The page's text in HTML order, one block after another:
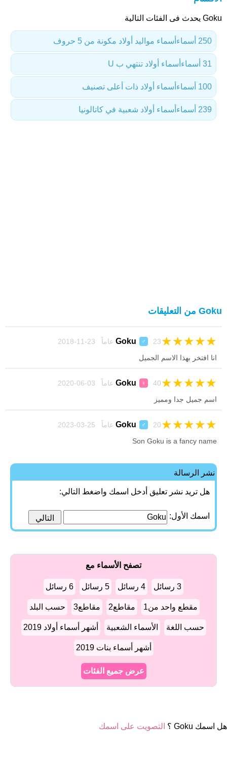
Goku يحدث فى الفئات التالية
أسماء مواليد أولاد مكونة من 5 حروف 250 أسماء
أسماء أولاد تنتهي ب U 31 أسماء
أسماء أولاد ذات أعلى تصنيف 100 أسماء
أسماء أولاد شعبية في كاتالونيا 239 أسماء
Goku من التعليقات
Goku ♂ 23 عاماً 23-11-2018 ★
★
★
★
★
انا افتخر بهذا الاسم الجميل
Goku ♀ 40 عاماً 03-06-2020 ★
★
★
★
★
اسم جميل جدا ومميز
Goku ♂ 20 عاماً 25-03-2023 ★
★
★
★
★
Son Goku is a fancy name
نشر الرسالة
هل تريد نشر تعليق أدخل اسمك واضغط التالي:
اسمك الأول:
تصفح الأسماء مع
3 رسائل 4 رسائل 5 رسائل 6 رسائل
مقطع واحد من1 مقاطع2 مقاطع3 حسب البلد
حسب اللغة الأسماء الشعبية أشهر أسماء أولاد 2019
أشهر أسماء بنات 2019
عرض جميع الفئات
هل اسمك Goku ؟ التصويت على اسمك